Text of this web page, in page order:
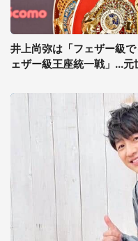
井上尚弥は「フェザー級
ェザー級王座統一戦」...